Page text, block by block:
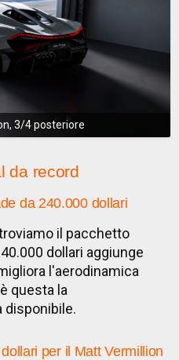
3/4 posteriore
da record
da 240.000 dollari
il pacchetto
dollari aggiunge
l'aerodinamica
questa la
disponibile.
per il Matt Vermillion